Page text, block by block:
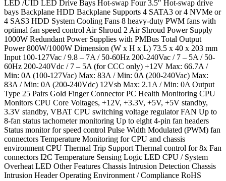
LED /UID LED Drive Bays Hot-swap Four 3.5″ Hot-swap drive
bays Backplane HDD Backplane Supports 4 SATA3 or 4 NVMe or
4 SAS3 HDD System Cooling Fans 8 heavy-duty PWM fans with
optimal fan speed control Air Shroud 2 Air Shroud Power Supply
1000W Redundant Power Supplies with PMBus Total Output
Power 800W/1000W Dimension (W x H x L) 73.5 x 40 x 203 mm
Input 100-127Vac / 9.8 – 7A / 50-60Hz 200-240Vac / 7 – 5A / 50-
60Hz 200-240Vdc / 7 – 5A (for CCC only) +12V Max: 66.7A /
Min: 0A (100-127Vac) Max: 83A / Min: 0A (200-240Vac) Max:
83A / Min: 0A (200-240Vdc) 12Vsb Max: 2.1A / Min: 0A Output
Type 25 Pairs Gold Finger Connector PC Health Monitoring CPU
Monitors CPU Core Voltages, +12V, +3.3V, +5V, +5V standby,
3.3V standby, VBAT CPU switching voltage regulator FAN Up to
8-fan status tachometer monitoring Up to eight 4-pin fan headers
Status monitor for speed control Pulse Width Modulated (PWM) fan
connectors Temperature Monitoring for CPU and chassis
environment CPU Thermal Trip Support Thermal control for 8x Fan
connectors I2C Temperature Sensing Logic LED CPU / System
Overheat LED Other Features Chassis Intrusion Detection Chassis
Intrusion Header Operating Environment / Compliance RoHS